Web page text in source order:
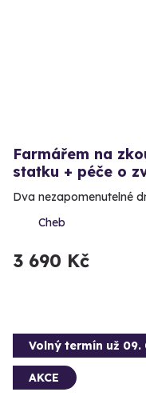
Farmářem na
statku + péče o
Dva nezapomenutelné
Cheb
3 690 Kč
Volný termín už 09.
AKCE